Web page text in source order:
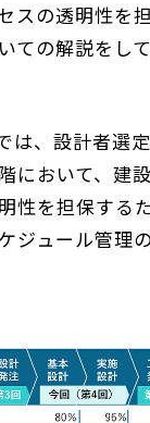
スの透明性を
ての解説をし
は、設計者選
において、建
性を担保する
ジュール管理